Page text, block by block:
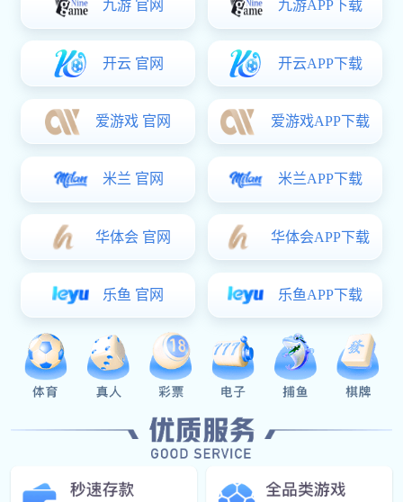
当前位置： 东升国际>东升国际 资讯 >行业东升国际 >